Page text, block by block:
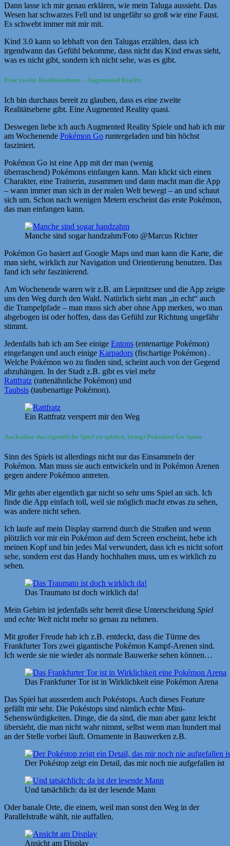
Dann lasse ich mir genau erklären, wie mein Taluga aussieht. Das
Wesen hat schwarzes Fell und ist ungefähr so groß wie eine Faust.
Es schwebt immer mit mir mit.
Kind 3.0 kann so lebhaft von den Talugas erzählen, dass ich
irgendwann das Gefühl bekomme, dass nicht das Kind etwas sieht,
was es nicht gibt, sondern ich nicht sehe, was es gibt.
Eine zweite Realitätsebene – Augmented Reality
Ich bin durchaus bereit zu glauben, dass es eine zweite
Realitätsebene gibt. Eine Augmented Reality quasi.
Deswegen liebe ich auch Augmented Reality Spiele und hab ich mir
am Wochenende Pokémon Go runtergeladen und bin höchst
fasziniert.
Pokémon Go ist eine App mit der man (wenig
überraschend) Pokémons einfangen kann. Man klickt sich einen
Charakter, eine Trainerin, zusammen und dann macht man die App
– wann immer man sich in der realen Welt bewegt – an und schaut
sich um. Schon nach wenigen Metern erscheint das erste Pokémon,
das man einfangen kann.
Manche sind sogar handzahm/Foto @Marcus Richter
Pokémon Go basiert auf Google Maps und man kann die Karte, die
man sieht, wirklich zur Navigation und Orientierung benutzen. Das
fand ich sehr faszinierend.
Am Wochenende waren wir z.B. am Liepnitzsee und die App zeigte
uns den Weg durch den Wald. Natürlich sieht man „in echt“ auch
die Trampelpfade – man muss sich aber ohne App merken, wo man
abgebogen ist oder hoffen, dass das Gefühl zur Richtung ungefähr
stimmt.
Jedenfalls hab ich am See einige Entons (entenartige Pokémon)
eingefangen und auch einige Karpadors (fischartige Pokémon) .
Welche Pokémon wo zu finden sind, scheint auch von der Gegend
abzuhängen. In der Stadt z.B. gibt es viel mehr
Rattfratz (rattenähnliche Pokémon) und
Taubsis (taubenartige Pokémon).
Ein Rattfratz versperrt mir den Weg
Auch ohne das eigentliche Spiel zu spielen, bringt Pokémon Go Spass
Sinn des Spiels ist allerdings nicht nur das Einsammeln der
Pokémon. Man muss sie auch entwickeln und in Pokémon Arenen
gegen andere Pokémon antreten.
Mir gehts aber eigentlich gar nicht so sehr ums Spiel an sich. Ich
finde die App einfach toll, weil sie möglich macht etwas zu sehen,
was andere nicht sehen.
Ich laufe auf mein Display starrend durch die Straßen und wenn
plötzlich vor mir ein Pokémon auf dem Screen erscheint, hebe ich
meinen Kopf und bin jedes Mal verwundert, dass ich es nicht sofort
sehe, sondern erst das Handy hochhalten muss, um es wirklich zu
sehen.
Das Traumato ist doch wirklich da!
Mein Gehirn ist jedenfalls sehr bereit diese Unterscheidung Spiel
und echte Weltnicht mehr so genau zu nehmen.
Mit großer Freude hab ich z.B. entdeckt, dass die Türme des
Frankfurter Tors zwei gigantische Pokémon Kampf-Arenen sind.
Ich werde sie nie wieder als normale Bauwerke sehen können…
Das Frankfurter Tor ist in Wirklichkeit eine Pokémon Arena
Das Spiel hat ausserdem auch Pokéstops. Auch dieses Feature
gefällt mir sehr. Die Pokéstops sind nämlich echte Mini-
Sehenswürdigkeiten. Dinge, die da sind, die man aber ganz leicht
übersieht, die man nicht wahr nimmt, selbst wenn man hundert mal
an der Stelle vorbei läuft. Ornamente in Bauwerken z.B.
Der Pokéstop zeigt ein Detail, das mir noch nie aufgefallen ist
Und tatsächlich: da ist der lesende Mann
Oder banale Orte, die einem, weil man sonst den Weg in der
Parallelstraße wählt, nie auffallen.
Ansicht am Display